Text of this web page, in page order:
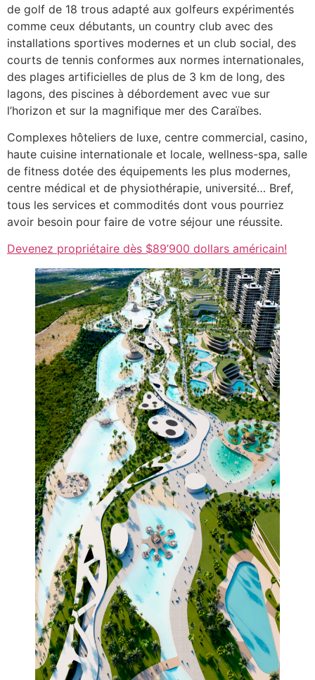
de golf de 18 trous adapté aux golfeurs expérimentés
comme ceux débutants, un country club avec des
installations sportives modernes et un club social, des
courts de tennis conformes aux normes internationales,
des plages artificielles de plus de 3 km de long, des
lagons, des piscines à débordement avec vue sur
l’horizon et sur la magnifique mer des Caraïbes.
Complexes hôteliers de luxe, centre commercial, casino,
haute cuisine internationale et locale, wellness-spa, salle
de fitness dotée des équipements les plus modernes,
centre médical et de physiothérapie, université… Bref,
tous les services et commodités dont vous pourriez
avoir besoin pour faire de votre séjour une réussite.
Devenez propriétaire dès $89’900 dollars américain!